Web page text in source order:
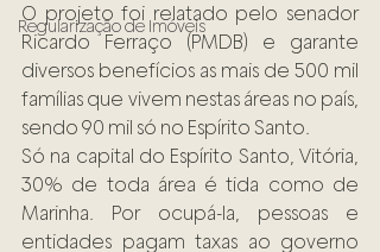
Regularização de Imóveis
O projeto foi relatado pelo senador
Ricardo Ferraço (PMDB) e garante
diversos benefícios as mais de 500 mil
famílias que vivem nestas áreas no país,
sendo 90 mil só no Espírito Santo.
Só na capital do Espírito Santo, Vitória,
30% de toda área é tida como de
Marinha. Por ocupá-la, pessoas e
entidades pagam taxas ao governo